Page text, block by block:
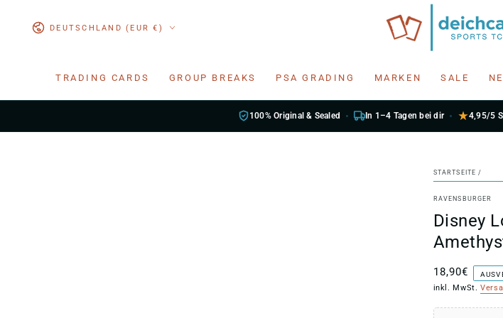
Land/Region
DEUTSCHLAND (EUR €)
TRADING CARDS GROUP BREAKS PSA GRADING MARKEN SALE
100% Original & Sealed In 1–4 Tagen bei dir 4,95/5
STARTSEITE /
RAVENSBURGER
Disney
Regulärer
Preis
18,90€
inkl. MwSt.